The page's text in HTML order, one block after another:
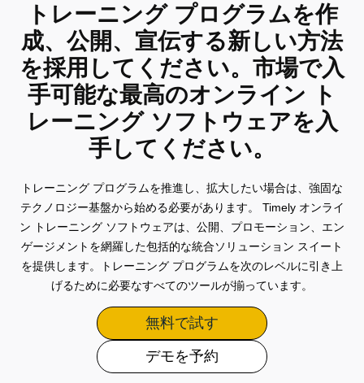
トレーニング プログラムを作
成、公開、宣伝する新しい方法
を採用してください。市場で入
手可能な最高のオンライン ト
レーニング ソフトウェアを入
手してください。
トレーニング プログラムを推進し、拡大したい場合は、強固な
テクノロジー基盤から始める必要があります。 Timely オンライ
ン トレーニング ソフトウェアは、公開、プロモーション、エン
ゲージメントを網羅した包括的な統合ソリューション スイート
を提供します。トレーニング プログラムを次のレベルに引き上
げるために必要なすべてのツールが揃っています。
無料で試す
デモを予約